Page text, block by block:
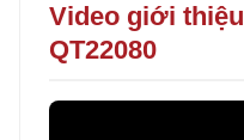
Video giới
QT22080